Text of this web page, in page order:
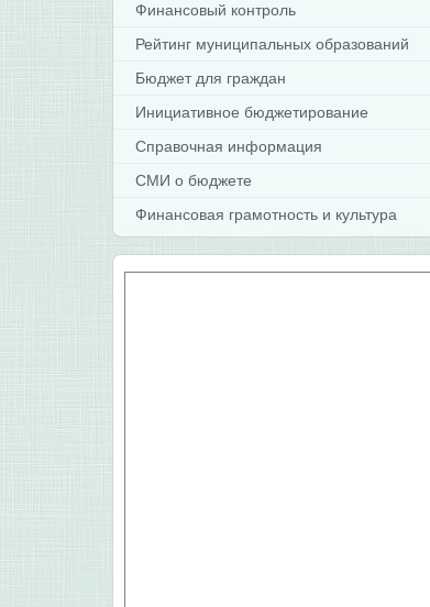
Финансовый контроль
Рейтинг муниципальных образований
Бюджет для граждан
Инициативное бюджетирование
Справочная информация
СМИ о бюджете
Финансовая грамотность и культура